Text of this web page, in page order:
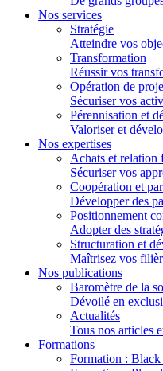
Nos services
Stratégie
Atteindre vos
Transformation
Réussir vos
Opération de
Sécuriser vos
Pérennisation et
Valoriser et
Nos expertises
Achats et relation
Sécuriser vos
Coopération et
Développer des
Positionnement
Adopter des
Structuration et
Maîtrisez vos
Nos publications
Baromètre de la
Dévoilé en
Actualités
Tous nos articles
Formations
Formation :